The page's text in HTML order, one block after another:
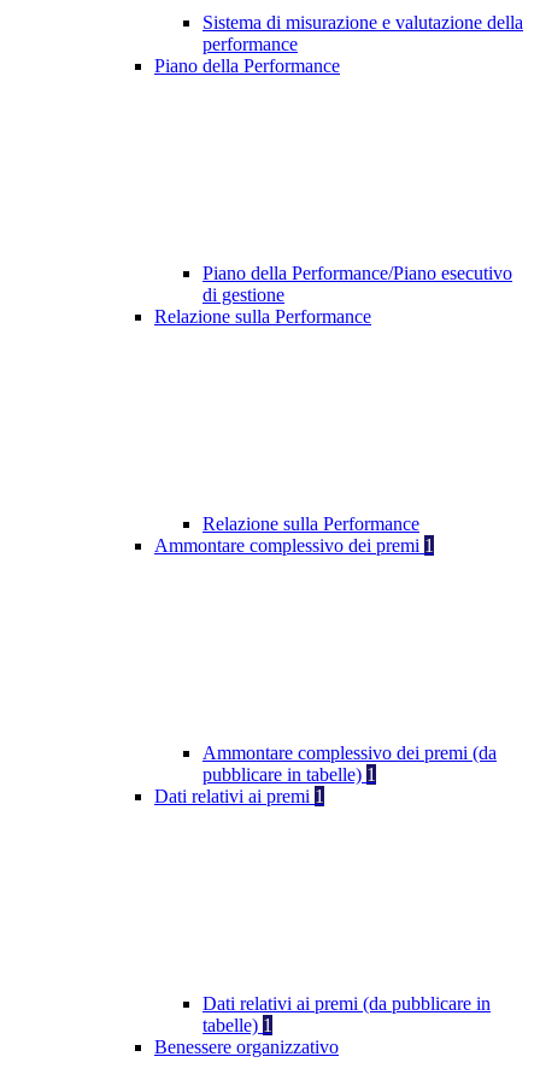
Sistema di misurazione e valutazione della
performance
Piano della Performance
Piano della Performance/Piano esecutivo
di gestione
Relazione sulla Performance
Relazione sulla Performance
Ammontare complessivo dei premi 1
Ammontare complessivo dei premi (da
pubblicare in tabelle) 1
Dati relativi ai premi 1
Dati relativi ai premi (da pubblicare in
tabelle) 1
Benessere organizzativo